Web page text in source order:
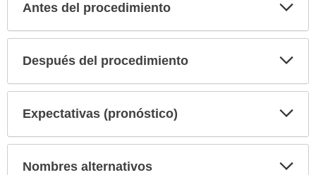
Antes del procedimiento
Después del procedimiento
Expectativas (pronóstico)
Nombres alternativos